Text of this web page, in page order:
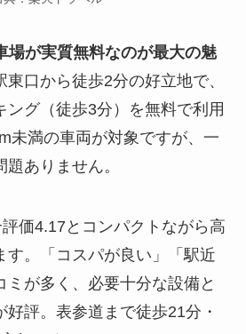
場が実質無料なのが最大の魅
東口から徒歩2分の好立地で、
ング（徒歩3分）を無料で利用
未満の車両が対象ですが、一
ありません。
価4.17とコンパクトながら高
す。「コスパが良い」「駅近
ミが多く、必要十分な設備と
評。表参道まで徒歩21分・